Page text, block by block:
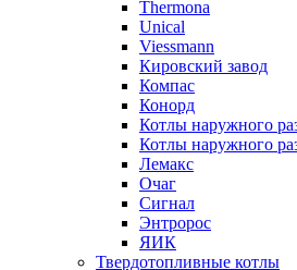
Thermona
Unical
Viessmann
Кировский завод
Компас
Конорд
Котлы наружного
Котлы наружного
Лемакс
Очаг
Сигнал
Энтророс
ЯИК
Твердотопливные котлы